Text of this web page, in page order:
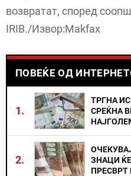
возвратат, според
IRIB./Извор:Makfax
ПОВЕЌЕ ОД
1.
ТРГНА
СРЕЌНА
2.
ЗНАЦИ
ПРЕСВРТ